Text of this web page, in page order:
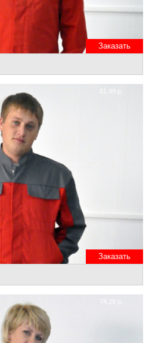
Заказать
Заказать
81.49 р.
74.25 р.